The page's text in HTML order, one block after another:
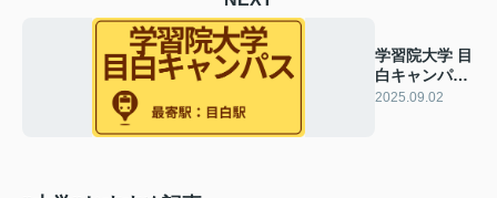
学習院大学 目
白キャンパス
のおすすめエ
2025.09.02